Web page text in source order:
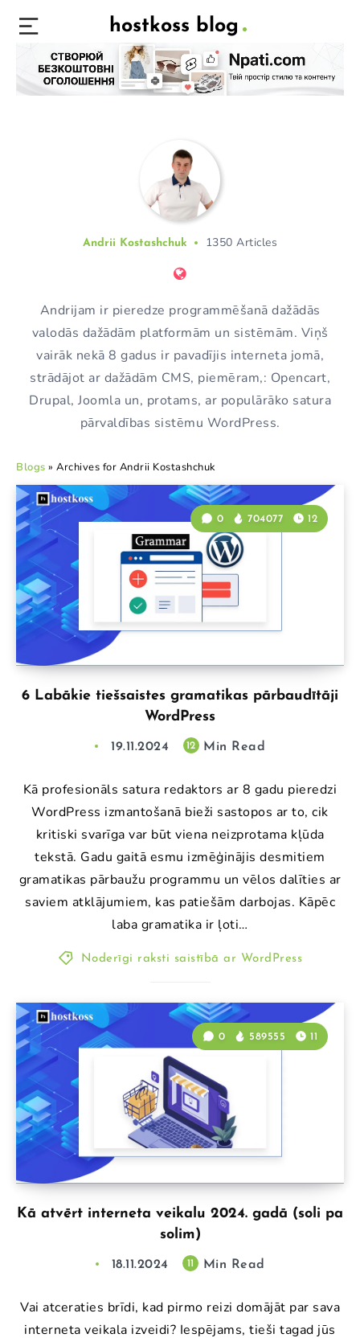
hostkoss blog
Andrii Kostashchuk 1350 Articles
Andrijam ir pieredze programmēšanā dažādās
valodās dažādām platformām un sistēmām. Viņš
vairāk nekā 8 gadus ir pavadījis interneta jomā,
strādājot ar dažādām CMS, piemēram,: Opencart,
Drupal, Joomla un, protams, ar populārāko satura
pārvaldības sistēmu WordPress.
Blogs » Archives for Andrii Kostashchuk
6 Labākie tiešsaistes gramatikas pārbaudītāji
WordPress
0 704077 12
19.11.2024 12 Min Read
Kā profesionāls satura redaktors ar 8 gadu pieredzi
WordPress izmantošanā bieži sastopos ar to, cik
kritiski svarīga var būt viena neizprotama kļūda
tekstā. Gadu gaitā esmu izmēģinājis desmitiem
gramatikas pārbaužu programmu un vēlos dalīties ar
saviem atklājumiem, kas patiešām darbojas. Kāpēc
laba gramatika ir ļoti…
Noderīgi raksti saistībā ar WordPress
Kā atvērt interneta veikalu 2024. gadā (soli pa
solim)
0 589555 11
18.11.2024 11 Min Read
Vai atceraties brīdi, kad pirmo reizi domājāt par sava
interneta veikala izveidi? Iespējams, tieši tagad jūs